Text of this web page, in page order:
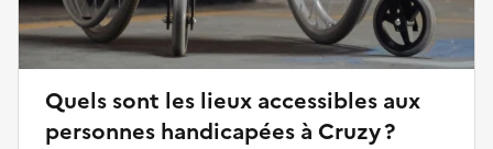
Quels sont les lieux accessibles aux
personnes handicapées à Cruzy ?